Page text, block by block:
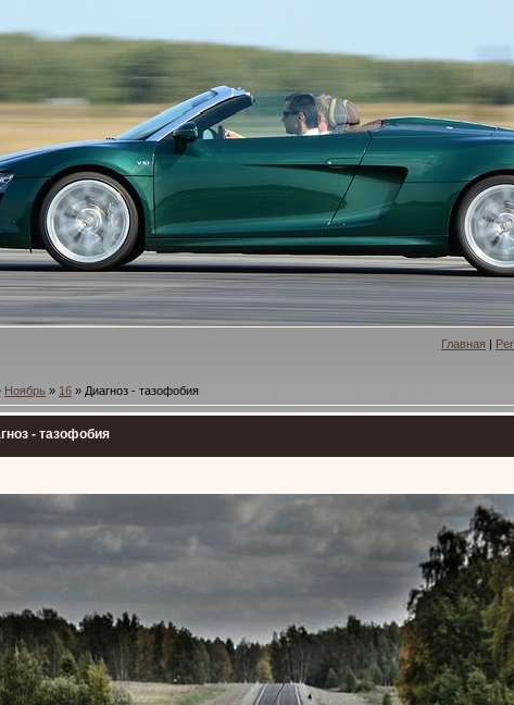
Главная |
Ноябрь » 16 » Диагноз - тазофобия
- тазофобия